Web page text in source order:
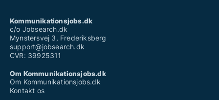
Kommunikationsjobs.dk
c/o Jobsearch.dk
Mynstersvej 3, Frederiksberg
support@jobsearch.dk
CVR: 39925311
Om Kommunikationsjobs.dk
Om Kommunikationsjobs.dk
Kontakt os